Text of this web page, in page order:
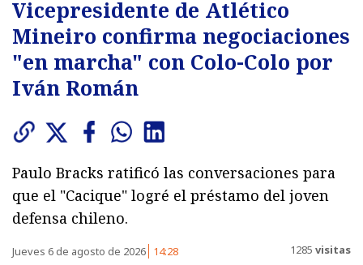
Vicepresidente de Atlético
Mineiro confirma negociaciones
"en marcha" con Colo-Colo por
Iván Román
Paulo Bracks ratificó las conversaciones para
que el "Cacique" logré el préstamo del joven
defensa chileno.
Jueves 6 de agosto de 2026 14:28 1285 visitas